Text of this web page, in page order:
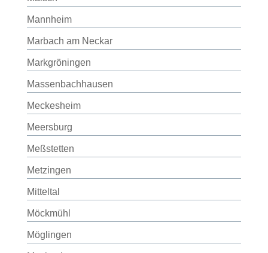
Mannheim
Marbach am Neckar
Markgröningen
Massenbachhausen
Meckesheim
Meersburg
Meßstetten
Metzingen
Mitteltal
Möckmühl
Möglingen